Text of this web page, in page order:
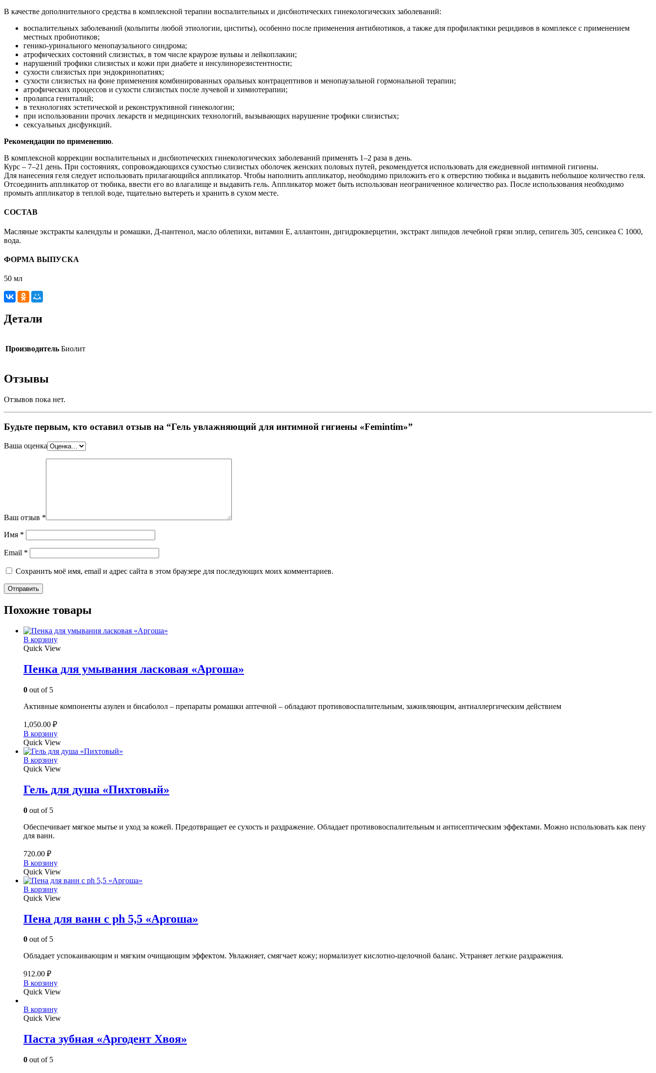
В качестве дополнительного средства в комплексной терапии воспалительных и дисбиотических гинекологических заболеваний:
воспалительных заболеваний (кольпиты любой этиологии, циститы), особенно после применения антибиотиков, а также для профилактики рецидивов в комплексе с применением
местных пробиотиков;
генико-уринального менопаузального синдрома;
атрофических состояний слизистых, в том числе краурозе вульвы и лейкоплакии;
нарушений трофики слизистых и кожи при диабете и инсулинорезистентности;
сухости слизистых при эндокринопатиях;
сухости слизистых на фоне применения комбинированных оральных контрацептивов и менопаузальной гормональной терапии;
атрофических процессов и сухости слизистых после лучевой и химиотерапии;
пролапса гениталий;
в технологиях эстетической и реконструктивной гинекологии;
при использовании прочих лекарств и медицинских технологий, вызывающих нарушение трофики слизистых;
сексуальных дисфункций.
Рекомендации по применению.
В комплексной коррекции воспалительных и дисбиотических гинекологических заболеваний применять 1–2 раза в день.
Курс – 7–21 день. При состояниях, сопровождающихся сухостью слизистых оболочек женских половых путей, рекомендуется использовать для ежедневной интимной гигиены.
Для нанесения геля следует использовать прилагающийся аппликатор. Чтобы наполнить аппликатор, необходимо приложить его к отверстию тюбика и выдавить небольшое количество геля.
Отсоединить аппликатор от тюбика, ввести его во влагалище и выдавить гель. Аппликатор может быть использован неограниченное количество раз. После использования необходимо
промыть аппликатор в теплой воде, тщательно вытереть и хранить в сухом месте.
СОСТАВ
Масляные экстракты календулы и ромашки, Д-пантенол, масло облепихи, витамин Е, аллантоин, дигидрокверцетин, экстракт липидов лечебной грязи эплир, сепигель 305, сенсикеа С 1000,
вода.
ФОРМА ВЫПУСКА
50 мл
Детали
Производитель Биолит
Отзывы
Отзывов пока нет.
Будьте первым, кто оставил отзыв на “Гель увлажняющий для интимной гигиены «Femintim»”
Ваша оценка
Ваш отзыв *
Имя *
Email *
Сохранить моё имя, email и адрес сайта в этом браузере для последующих моих комментариев.
Похожие товары
В корзину
Quick View
Пенка для умывания ласковая «Аргоша»
0 out of 5
Активные компоненты азулен и бисаболол – препараты ромашки аптечной – обладают противовоспалительным, заживляющим, антиаллергическим действием
1,050.00 ₽
В корзину
Quick View
В корзину
Quick View
Гель для душа «Пихтовый»
0 out of 5
Обеспечивает мягкое мытье и уход за кожей. Предотвращает ее сухость и раздражение. Обладает противовоспалительным и антисептическим эффектами. Можно использовать как пену
для ванн.
720.00 ₽
В корзину
Quick View
В корзину
Quick View
Пена для ванн с ph 5,5 «Аргоша»
0 out of 5
Обладает успокаивающим и мягким очищающим эффектом. Увлажняет, смягчает кожу; нормализует кислотно-щелочной баланс. Устраняет легкие раздражения.
912.00 ₽
В корзину
Quick View
В корзину
Quick View
Паста зубная «Аргодент Хвоя»
0 out of 5